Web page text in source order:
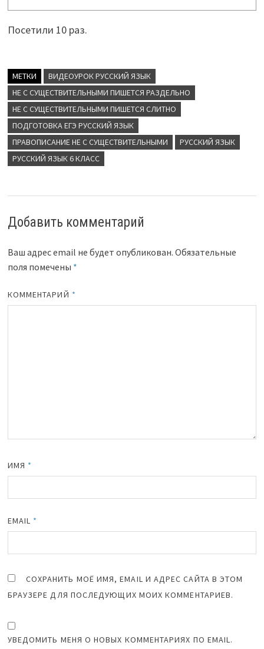
Посетили 10 раз.
МЕТКИ
ВИДЕОУРОК РУССКИЙ ЯЗЫК
НЕ С СУЩЕСТВИТЕЛЬНЫМИ ПИШЕТСЯ РАЗДЕЛЬНО
НЕ С СУЩЕСТВИТЕЛЬНЫМИ ПИШЕТСЯ СЛИТНО
ПОДГОТОВКА ЕГЭ РУССКИЙ ЯЗЫК
ПРАВОПИСАНИЕ НЕ С СУЩЕСТВИТЕЛЬНЫМИ
РУССКИЙ ЯЗЫК
РУССКИЙ ЯЗЫК 6 КЛАСС
Добавить комментарий
Ваш адрес email не будет опубликован. Обязательные
поля помечены *
КОММЕНТАРИЙ *
ИМЯ *
EMAIL *
СОХРАНИТЬ МОЁ ИМЯ, EMAIL И АДРЕС САЙТА В ЭТОМ
БРАУЗЕРЕ ДЛЯ ПОСЛЕДУЮЩИХ МОИХ КОММЕНТАРИЕВ.
УВЕДОМИТЬ МЕНЯ О НОВЫХ КОММЕНТАРИЯХ ПО EMAIL.